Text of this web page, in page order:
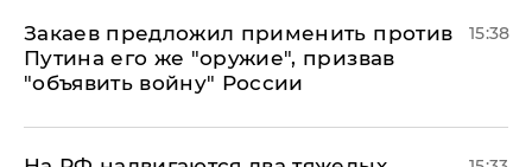
Закаев предложил применить против
Путина его же "оружие", призвав
"объявить войну" России
15:38